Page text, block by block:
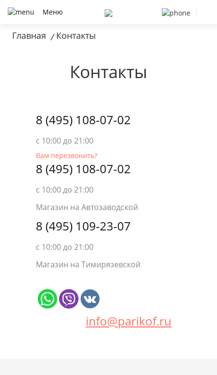
Меню
Главная / Контакты
Контакты
8 (495) 108-07-02
с 10:00 до 21:00
Вам перезвонить?
8 (495) 108-07-02
с 10:00 до 21:00
Магазин на Автозаводской
8 (495) 109-23-07
с 10:00 до 21:00
Магазин на Тимирязевской
info@parikof.ru